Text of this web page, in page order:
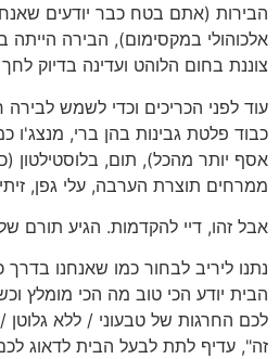
הבירות (אתם בטח כבר יודעים
אלכוהולי במקסימום), הבירה הייתה
צוננת בחום הלוהט ועדינה בדיוק
עוד לפני הכריכים וכדי לשמש
כבוד פלטת גבינות בהן ברי, מנצג'ו
אסף יותר מהכל), תום, בלוסטילטון
ממרחים תוצרת הערבה, עלי גפן,
אבל זהו, דיי להקדמות. הגיע תורם
נתנו ליריב לבחור כמו שאנחנו
הבית יודע הכי טוב מה הכי מומלץ
לכם החרגות של טבעוני / ללא
זה", עדיף לתת לבעל הבית לדאוג